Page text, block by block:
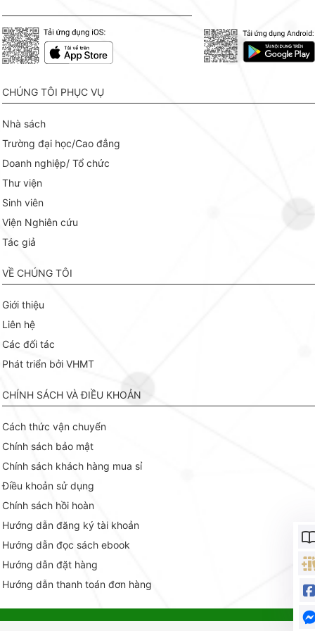
CHÚNG TÔI PHỤC VỤ
Nhà sách
Trường đại học/Cao đẳng
Doanh nghiệp/ Tổ chức
Thư viện
Sinh viên
Viện Nghiên cứu
Tác giả
VỀ CHÚNG TÔI
Giới thiệu
Liên hệ
Các đối tác
Phát triển bởi VHMT
CHÍNH SÁCH VÀ ĐIỀU KHOẢN
Cách thức vận chuyển
Chính sách bảo mật
Chính sách khách hàng mua sỉ
Điều khoản sử dụng
Chính sách hồi hoàn
Hướng dẫn đăng ký tài khoản
Hướng dẫn đọc sách ebook
Hướng dẫn đặt hàng
Hướng dẫn thanh toán đơn hàng